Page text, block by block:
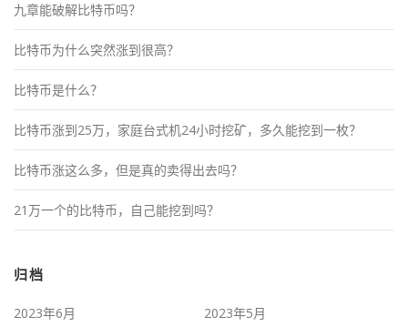
九章能破解比特币吗？
比特币为什么突然涨到很高？
比特币是什么？
比特币涨到25万，家庭台式机24小时挖矿，多久能挖到一枚？
比特币涨这么多，但是真的卖得出去吗？
21万一个的比特币，自己能挖到吗？
归档
2023年6月
2023年5月